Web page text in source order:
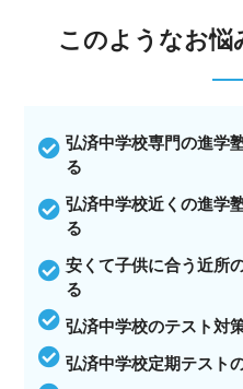
このようなお悩
弘済中学校専門の進学
る
弘済中学校近くの進学
る
安くて子供に合う近所
る
弘済中学校のテスト対
弘済中学校定期テスト